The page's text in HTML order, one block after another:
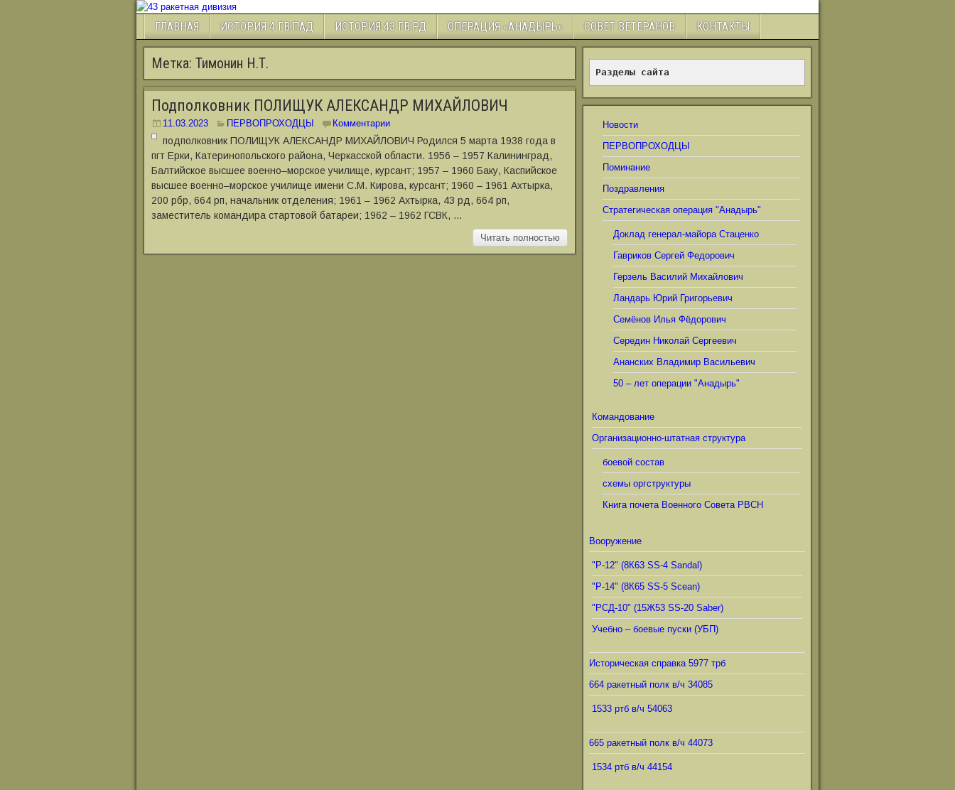
ГЛАВНАЯ ИСТОРИЯ 4 ГВ.ПАД ИСТОРИЯ 43 ГВ.РД ОПЕРАЦИЯ «АНАДЫРЬ» СОВЕТ ВЕТЕРАНОВ КОНТАКТЫ
Метка: Тимонин Н.Т.
Подполковник ПОЛИЩУК АЛЕКСАНДР МИХАЙЛОВИЧ
11.03.2023 ПЕРВОПРОХОДЦЫ Комментарии
подполковник ПОЛИЩУК АЛЕКСАНДР МИХАЙЛОВИЧ Родился 5 марта 1938 года в
пгт Ерки, Катеринопольского района, Черкасской области. 1956 ‒ 1957 Калининград,
Балтийское высшее военно‒морское училище, курсант; 1957 ‒ 1960 Баку, Каспийское
высшее военно‒морское училище имени С.М. Кирова, курсант; 1960 ‒ 1961 Ахтырка,
200 рбр, 664 рп, начальник отделения; 1961 ‒ 1962 Ахтырка, 43 рд, 664 рп,
заместитель командира стартовой батареи; 1962 ‒ 1962 ГСВК, …
Читать полностью
Разделы сайта
Новости
ПЕРВОПРОХОДЦЫ
Поминание
Поздравления
Стратегическая операция "Анадырь"
Доклад генерал-майора Стаценко
Гавриков Сергей Федорович
Герзель Василий Михайлович
Ландарь Юрий Григорьевич
Семёнов Илья Фёдорович
Середин Николай Сергеевич
Ананских Владимир Васильевич
50 – лет операции "Анадырь"
Командование
Организационно-штатная структура
боевой состав
схемы оргструктуры
Книга почета Военного Совета РВСН
Вооружение
"Р-12" (8К63 SS-4 Sandal)
"Р-14" (8К65 SS-5 Scean)
"РСД-10" (15Ж53 SS-20 Saber)
Учебно – боевые пуски (УБП)
Историческая справка 5977 трб
664 ракетный полк в/ч 34085
1533 ртб в/ч 54063
665 ракетный полк в/ч 44073
1534 ртб в/ч 44154